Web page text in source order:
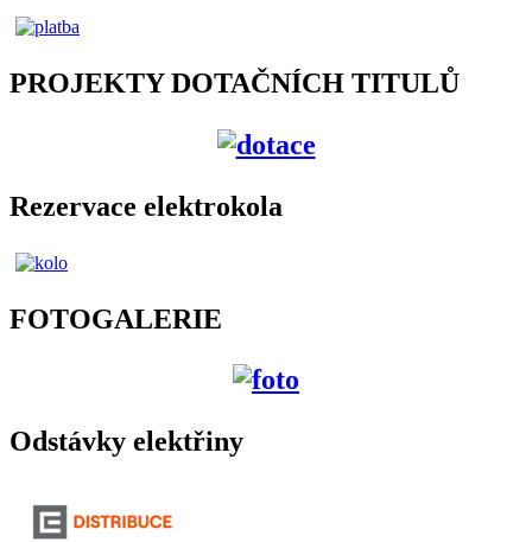
PROJEKTY DOTAČNÍCH TITULŮ
Rezervace elektrokola
FOTOGALERIE
Odstávky elektřiny